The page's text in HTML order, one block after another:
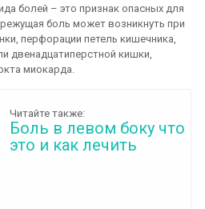
болей – это признак опасных для
боль может возникнуть при
перфорации петель кишечника,
двенадцатиперстной кишки,
миокарда.
Читайте также:
Боль в левом боку что
это и как лечить